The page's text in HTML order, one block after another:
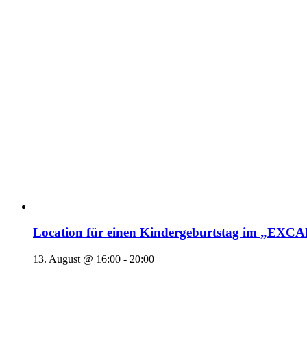
Location für einen Kindergeburtstag im
13. August @ 16:00 - 20:00